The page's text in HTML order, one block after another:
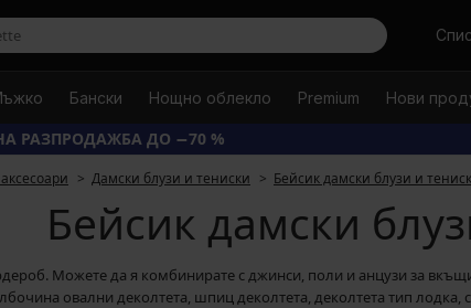
Търси
Бански Нощно облекло Premium Нови
РАЗПРОДАЖБА ДО −70 %
Дамски блузи и тениски Бейсик дамски блузи и
Бейсик дамски
Можете да я комбинирате с джинси, поли и анцузи за
овални деколтета, шпиц деколтета, деколтета тип